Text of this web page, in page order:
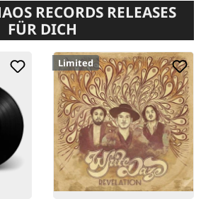
RECORDS RELEASES
FÜR DICH
Limited